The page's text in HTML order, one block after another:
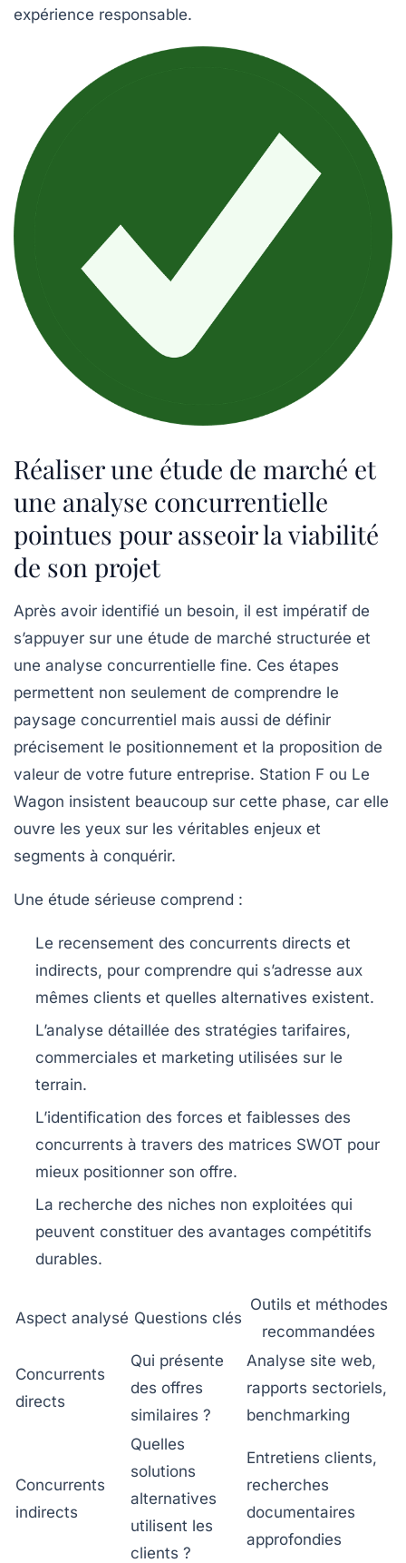
expérience responsable.
Réaliser une étude de marché et
une analyse concurrentielle
pointues pour asseoir la viabilité
de son projet
Après avoir identifié un besoin, il est impératif de
s’appuyer sur une étude de marché structurée et
une analyse concurrentielle fine. Ces étapes
permettent non seulement de comprendre le
paysage concurrentiel mais aussi de définir
précisement le positionnement et la proposition de
valeur de votre future entreprise. Station F ou Le
Wagon insistent beaucoup sur cette phase, car elle
ouvre les yeux sur les véritables enjeux et
segments à conquérir.
Une étude sérieuse comprend :
Le recensement des concurrents directs et
indirects, pour comprendre qui s’adresse aux
mêmes clients et quelles alternatives existent.
L’analyse détaillée des stratégies tarifaires,
commerciales et marketing utilisées sur le
terrain.
L’identification des forces et faiblesses des
concurrents à travers des matrices SWOT pour
mieux positionner son offre.
La recherche des niches non exploitées qui
peuvent constituer des avantages compétitifs
durables.
Aspect analysé Questions clés
Outils et méthodes
recommandées
Concurrents
directs
Qui présente
des offres
similaires ?
Analyse site web,
rapports sectoriels,
benchmarking
Concurrents
indirects
Quelles
solutions
alternatives
utilisent les
clients ?
Entretiens clients,
recherches
documentaires
approfondies